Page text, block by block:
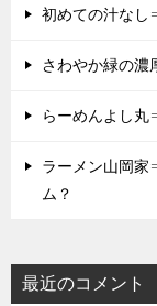
初めての汁な
さわやか緑の
らーめんよし
ラーメン山岡家
ム？
最近のコメント